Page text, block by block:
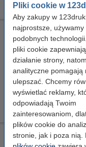
Pliki cookie w
Aby zakupy w
najprostsze,
podobnych
pliki cookie
działanie strony,
analityczne pomagają
ulepszać. Chcemy
wyświetlać reklamy,
odpowiadają Twoim
zainteresowaniom,
plików cookie do
stronie, jak i poza nią.
Xerox 008R13177
Xerox 115R00143